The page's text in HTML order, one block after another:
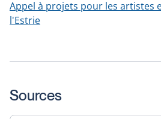
Appel à projets pour les artistes
l'Estrie
Sources